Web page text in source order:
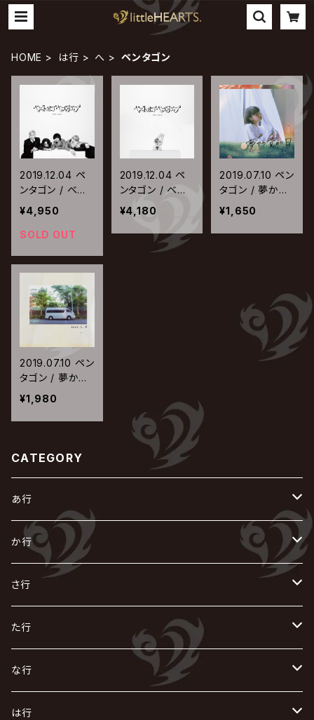
HOME は行 へ ペンタゴン
2019.12.04 ペ
ンタゴン / ベス
ト オブ ペンタゴ
ン【SINGLES盤】
¥4,950
SOLD OUT
2019.12.04 ペ
ンタゴン / ベス
ト オブ ペンタゴ
ン【メンバーセレ
クト盤】
¥4,180
2019.07.10 ペン
タゴン / 夢から
覚めた日【TYPE
-B】
¥1,650
2019.07.10 ペン
タゴン / 夢から
覚めた日【TYPE
-A】
¥1,980
CATEGORY
あ行
あ
R指定
AIOLIN
い
IKUO
exist†trace
う
VIRGE / ヴァージュ
Waive
え
ACE OF SPADES
お
か行
か
怪人二十面奏
Kαin
き
KISAKI
キズ
く
Crack6
け
さ行
さ
ザアザア
The THIRTEEN
し
Zeke Deux
す
た行
た
DASEIN
ち
な行
な
は行